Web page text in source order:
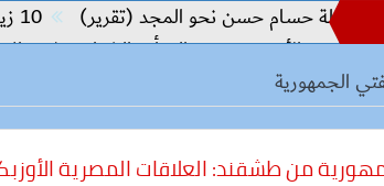
حسام حسن نحو المجد (تقرير) 10 زيادات في 10 سنوات.. هل حان الوقت لرفع دعم البنزين نهائيا؟
وتمكين المرأة والشباب وذوي الإعاقة
الجمهورية
من طشقند: العلاقات المصرية